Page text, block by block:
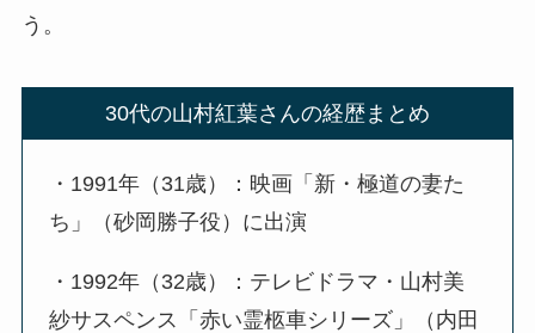
う。
30代の山村紅葉さんの経歴まとめ
・1991年（31歳）：映画「新・極道の妻た
ち」（砂岡勝子役）に出演
・1992年（32歳）：テレビドラマ・山村美
紗サスペンス「赤い霊柩車シリーズ」（内田